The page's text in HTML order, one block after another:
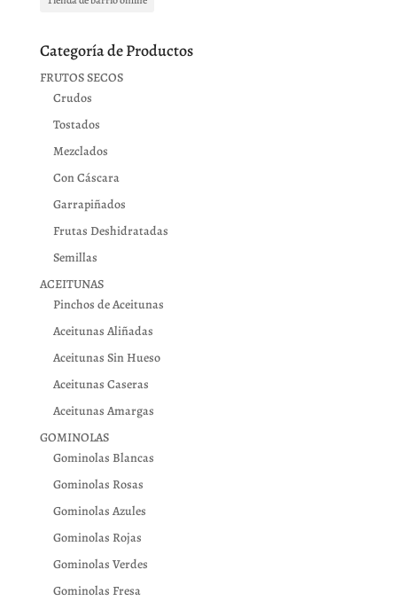
Categoría de Productos
FRUTOS SECOS
Crudos
Tostados
Mezclados
Con Cáscara
Garrapiñados
Frutas Deshidratadas
Semillas
ACEITUNAS
Pinchos de Aceitunas
Aceitunas Aliñadas
Aceitunas Sin Hueso
Aceitunas Caseras
Aceitunas Amargas
GOMINOLAS
Gominolas Blancas
Gominolas Rosas
Gominolas Azules
Gominolas Rojas
Gominolas Verdes
Gominolas Fresa